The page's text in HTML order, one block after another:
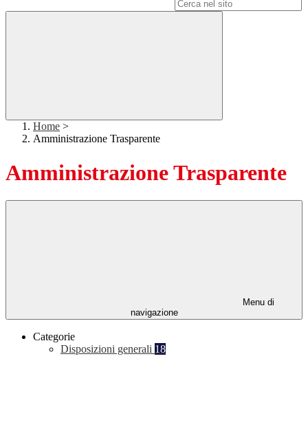
Home >
Amministrazione Trasparente
Amministrazione Trasparente
Menu di
navigazione
Categorie
Disposizioni generali 18